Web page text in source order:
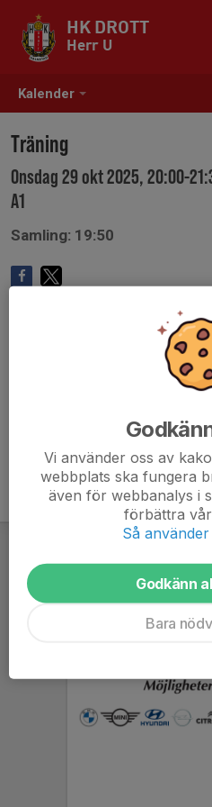
Kalender
HK DROTT
Herr U
Träning
Onsdag 29 okt 2025, 20:00-
A1
Samling: 19:50
Vi använder oss av
webbplats ska fungera
även för webbanalys i
förbättra
Så
Godkänn
Bara